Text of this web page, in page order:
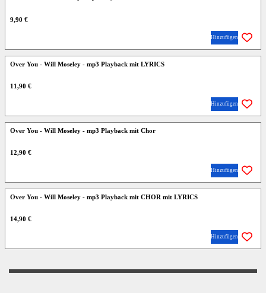
9,90 €
Hinzufügen
Over You - Will Moseley - mp3 Playback mit LYRICS
11,90 €
Hinzufügen
Over You - Will Moseley - mp3 Playback mit Chor
12,90 €
Hinzufügen
Over You - Will Moseley - mp3 Playback mit CHOR mit LYRICS
14,90 €
Hinzufügen